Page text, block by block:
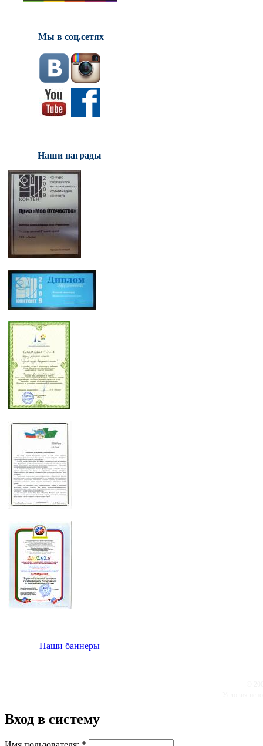
Мы в соц.сетях
Наши награды
Наши баннеры
Вход в систему